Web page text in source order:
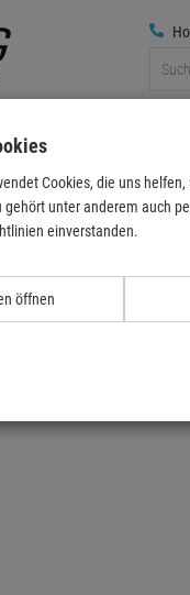
Schraubanschluß
Cookies, die uns
gehört unter anderem auch
einverstanden.
öffnen